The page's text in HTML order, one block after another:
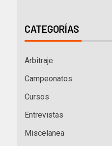
CATEGORÍAS
Arbitraje
Campeonatos
Cursos
Entrevistas
Miscelanea